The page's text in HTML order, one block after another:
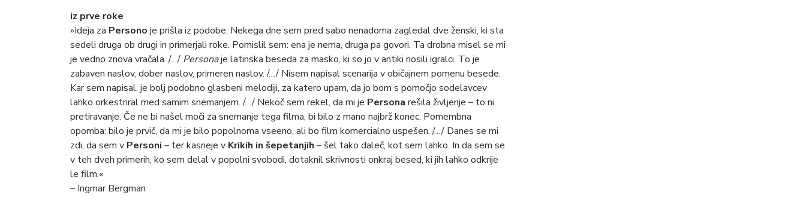
iz prve roke
»Ideja za Persono je prišla iz podobe. Nekega dne sem pred sabo nenadoma zagledal dve ženski, ki sta
sedeli druga ob drugi in primerjali roke. Pomislil sem: ena je nema, druga pa govori. Ta drobna misel se mi
je vedno znova vračala. /…/ Personaje latinska beseda za masko, ki so jo v antiki nosili igralci. To je
zabaven naslov, dober naslov, primeren naslov. /…/ Nisem napisal scenarija v običajnem pomenu besede.
Kar sem napisal, je bolj podobno glasbeni melodiji, za katero upam, da jo bom s pomočjo sodelavcev
lahko orkestriral med samim snemanjem. /…/ Nekoč sem rekel, da mi je Persona rešila življenje – to ni
pretiravanje. Če ne bi našel moči za snemanje tega filma, bi bilo z mano najbrž konec. Pomembna
opomba: bilo je prvič, da mi je bilo popolnoma vseeno, ali bo film komercialno uspešen. /…/ Danes se mi
zdi, da sem v Personi – ter kasneje v Krikih in šepetanjih – šel tako daleč, kot sem lahko. In da sem se
v teh dveh primerih, ko sem delal v popolni svobodi, dotaknil skrivnosti onkraj besed, ki jih lahko odkrije
le film.«
– Ingmar Bergman